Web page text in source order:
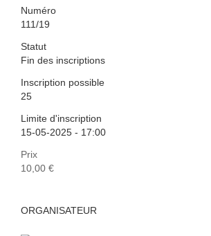
Numéro
111/19
Statut
Fin des inscriptions
Inscription possible
25
Limite d'inscription
15-05-2025 - 17:00
Prix
10,00 €
ORGANISATEUR